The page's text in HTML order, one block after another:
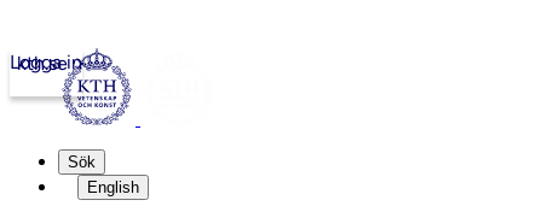
kth.se
Logga in
Sök
English